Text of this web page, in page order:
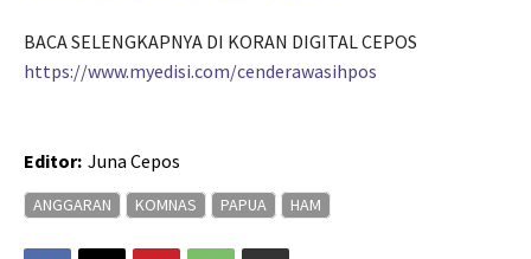
BACA SELENGKAPNYA DI KORAN DIGITAL CEPOS
https://www.myedisi.com/cenderawasihpos
Editor: Juna Cepos
ANGGARAN KOMNAS PAPUA HAM